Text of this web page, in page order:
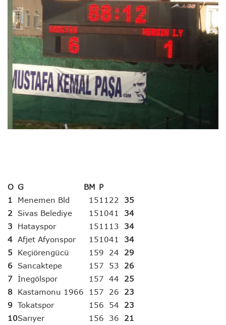
O G BM P
1
Menemen Bld 1511 22
35
2
Sivas Belediye 151041
34
3
Hatayspor 1511 1 3
34
4 Afjet Afyonspor 151041
34
5
Keçiörengücü 159 24
29
6
Sancaktepe 157 53
26
7
İnegölspor 157 44
25
8
Kastamonu 1966 157 26
23
9 Tokatspor 156 54
23
10Sarıyer 156 36
21